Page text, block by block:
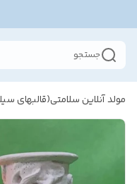
جستجو
مولد آنلاین سلامتی(قالبهای